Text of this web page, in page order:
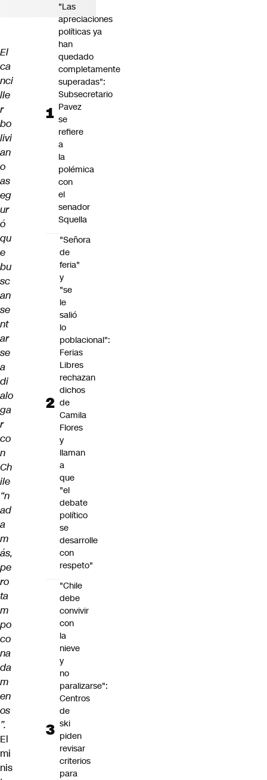
El
ca
nci
lle
r
bo
livi
an
o
as
eg
ur
ó
qu
e
bu
sc
an
se
nt
ar
se
a
di
alo
ga
r
co
n
Ch
ile
“n
ad
a
m
ás,
pe
ro
ta
m
po
co
na
da
m
en
os
”.
El
mi
nis
"Las
apreciaciones
políticas ya
han
quedado
completamente
superadas":
Subsecretario
Pavez
se
refiere
a
la
polémica
con
el
senador
Squella
"Señora
de
feria"
y
"se
le
salió
lo
poblacional":
Ferias
Libres
rechazan
dichos
de
Camila
Flores
y
llaman
a
que
"el
debate
político
se
desarrolle
con
respeto"
"Chile
debe
convivir
con
la
nieve
y
no
paralizarse":
Centros
de
ski
piden
revisar
criterios
para